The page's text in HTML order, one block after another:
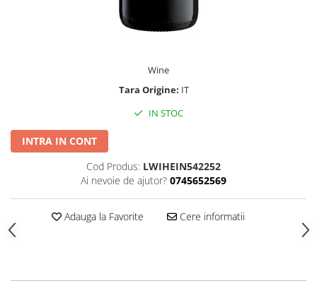
Wine
Tara Origine: IT
IN STOC
INTRA IN CONT
Cod Produs: LWIHEIN542252
Ai nevoie de ajutor? 0745652569
Adauga la Favorite Cere informatii